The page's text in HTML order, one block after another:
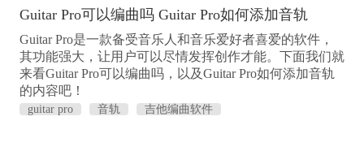
Guitar Pro可以编曲吗 Guitar Pro如何添加音轨
Guitar Pro是一款备受音乐人和音乐爱好者喜爱的软件，
其功能强大，让用户可以尽情发挥创作才能。下面我们就
来看Guitar Pro可以编曲吗，以及Guitar Pro如何添加音轨
的内容吧！
guitar pro 音轨 吉他编曲软件